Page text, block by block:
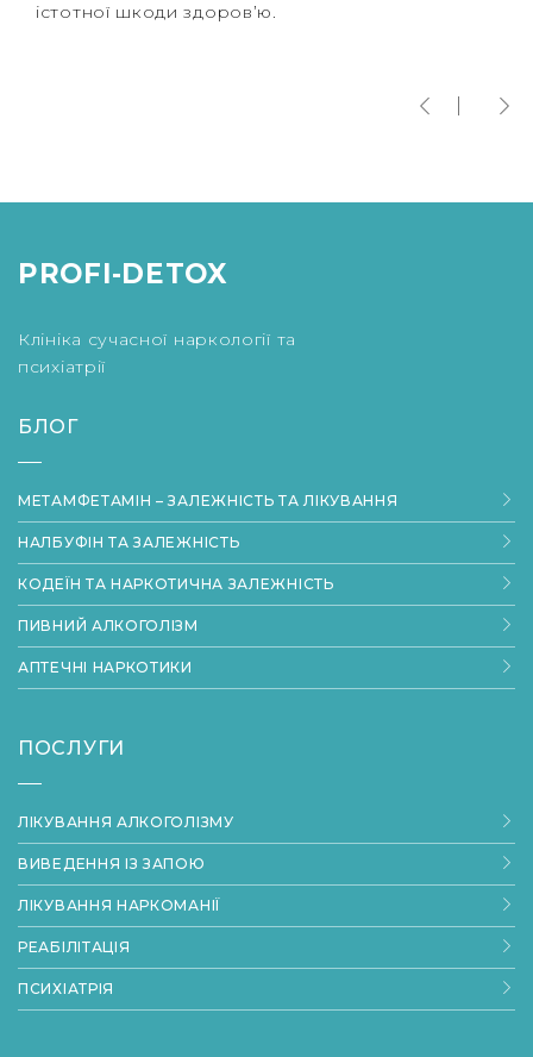
істотної шкоди здоров’ю.
PROFI-DETOX
Клініка сучасної наркології та
психіатрії
БЛОГ
МЕТАМФЕТАМІН – ЗАЛЕЖНІСТЬ ТА ЛІКУВАННЯ
НАЛБУФІН ТА ЗАЛЕЖНІСТЬ
КОДЕЇН ТА НАРКОТИЧНА ЗАЛЕЖНІСТЬ
ПИВНИЙ АЛКОГОЛІЗМ
АПТЕЧНІ НАРКОТИКИ
ПОСЛУГИ
ЛІКУВАННЯ АЛКОГОЛІЗМУ
ВИВЕДЕННЯ ІЗ ЗАПОЮ
ЛІКУВАННЯ НАРКОМАНІЇ
РЕАБІЛІТАЦІЯ
ПСИХІАТРІЯ